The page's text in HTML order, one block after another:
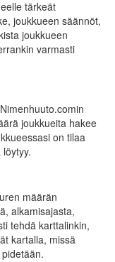
tärkeät
joukkueen säännöt,
joukkueen
varmasti
joukkueita hakee
on tilaa
määrän
alkamis­ajasta,
tehdä karttalinkin,
kartalla, missä